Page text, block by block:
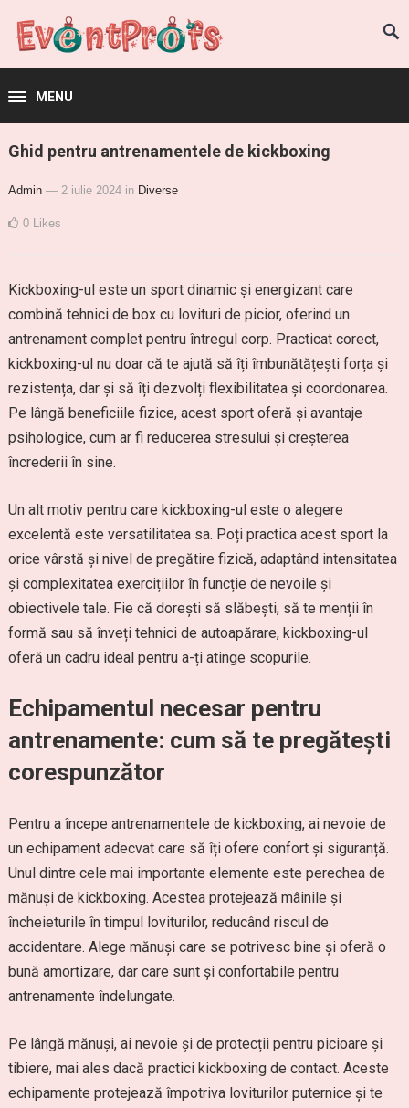
MENU
Ghid pentru antrenamentele de kickboxing
Admin — 2 iulie 2024 in Diverse
0 Likes
Kickboxing-ul este un sport dinamic și energizant care
combină tehnici de box cu lovituri de picior, oferind un
antrenament complet pentru întregul corp. Practicat corect,
kickboxing-ul nu doar că te ajută să îți îmbunătățești forța și
rezistența, dar și să îți dezvolți flexibilitatea și coordonarea.
Pe lângă beneficiile fizice, acest sport oferă și avantaje
psihologice, cum ar fi reducerea stresului și creșterea
încrederii în sine.
Un alt motiv pentru care kickboxing-ul este o alegere
excelentă este versatilitatea sa. Poți practica acest sport la
orice vârstă și nivel de pregătire fizică, adaptând intensitatea
și complexitatea exercițiilor în funcție de nevoile și
obiectivele tale. Fie că dorești să slăbești, să te menții în
formă sau să înveți tehnici de autoapărare, kickboxing-ul
oferă un cadru ideal pentru a-ți atinge scopurile.
Echipamentul necesar pentru
antrenamente: cum să te pregătești
corespunzător
Pentru a începe antrenamentele de kickboxing, ai nevoie de
un echipament adecvat care să îți ofere confort și siguranță.
Unul dintre cele mai importante elemente este perechea de
mănuși de kickboxing. Acestea protejează mâinile și
încheieturile în timpul loviturilor, reducând riscul de
accidentare. Alege mănuși care se potrivesc bine și oferă o
bună amortizare, dar care sunt și confortabile pentru
antrenamente îndelungate.
Pe lângă mănuși, ai nevoie și de protecții pentru picioare și
tibiere, mai ales dacă practici kickboxing de contact. Aceste
echipamente protejează împotriva loviturilor puternice și te